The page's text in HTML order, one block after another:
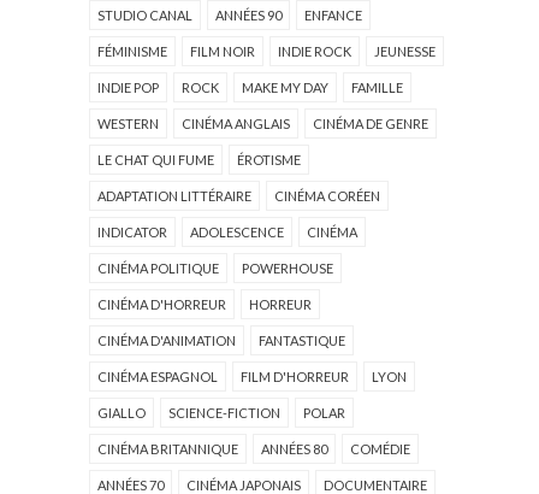
STUDIO CANAL ANNÉES 90 ENFANCE
FÉMINISME FILM NOIR INDIE ROCK JEUNESSE
INDIE POP ROCK MAKE MY DAY FAMILLE
WESTERN CINÉMA ANGLAIS CINÉMA DE GENRE
LE CHAT QUI FUME ÉROTISME
ADAPTATION LITTÉRAIRE CINÉMA CORÉEN
INDICATOR ADOLESCENCE CINÉMA
CINÉMA POLITIQUE POWERHOUSE
CINÉMA D'HORREUR HORREUR
CINÉMA D'ANIMATION FANTASTIQUE
CINÉMA ESPAGNOL FILM D'HORREUR LYON
GIALLO SCIENCE-FICTION POLAR
CINÉMA BRITANNIQUE ANNÉES 80 COMÉDIE
ANNÉES 70 CINÉMA JAPONAIS DOCUMENTAIRE